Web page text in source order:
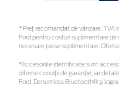
*Preţ recomandat de vânzare, TVA
Ford pentru costuri suplimentare
necesare piese suplimentare.
*Accesoriile identificate sunt
diferite condiții de garanție, iar
Ford. Denumirea Bluetooth® și